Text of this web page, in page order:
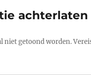
achterlaten
niet getoond worden.